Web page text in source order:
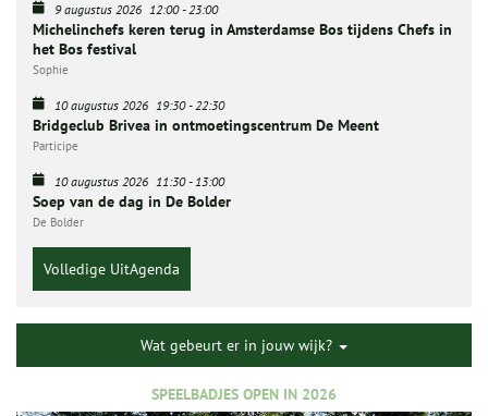
9 augustus 2026 12:00-23:00
Michelinchefs keren terug in Amsterdamse Bos tijdens Chefs in
het Bos festival
Sophie
10 augustus 2026 19:30-22:30
Bridgeclub Brivea in ontmoetingscentrum De Meent
Participe
10 augustus 2026 11:30-13:00
Soep van de dag in De Bolder
De Bolder
Volledige UitAgenda
Wat gebeurt er in jouw wijk?
SPEELBADJES OPEN IN 2026